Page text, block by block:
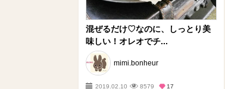
混ぜるだけ♡なのに、しっとり美
味しい！オレオでチ...
mimi.bonheur
2019.02.10 8579 17